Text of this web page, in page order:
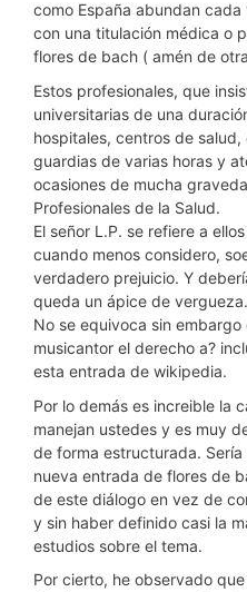
como España abundan
con una titulación médica o
flores de bach ( amén de
Estos profesionales, que
universitarias de una
hospitales, centros de
guardias de varias horas y
ocasiones de mucha
Profesionales de la Salud.
El señor L.P. se refiere a
cuando menos considero,
verdadero prejuicio. Y
queda un ápice de vergueza.
No se equivoca sin
musicantor el derecho a?
esta entrada de wikipedia.
Por lo demás es increible la
manejan ustedes y es muy
de forma estructurada.
nueva entrada de flores de
de este diálogo en vez de
y sin haber definido casi la
estudios sobre el tema.
Por cierto, he observado